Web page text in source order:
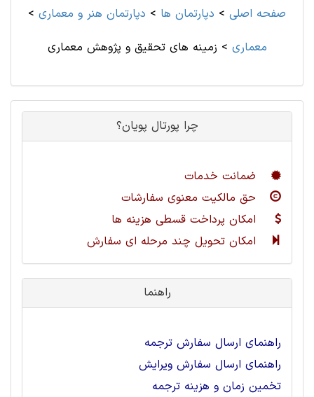
صفحه اصلی > دپارتمان ها > دپارتمان هنر و معماری >
معماری > زمینه های تحقیق و پژوهش معماری
چرا پورتال پویان؟
ضمانت خدمات
حق مالکیت معنوی سفارشات
امکان پرداخت قسطی هزینه ها
امکان تحویل چند مرحله ای سفارش
راهنما
راهنمای ارسال سفارش ترجمه
راهنمای ارسال سفارش ویرایش
تخمین زمان و هزینه ترجمه